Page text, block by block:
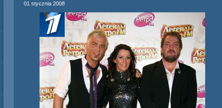
01 stycznia 2008